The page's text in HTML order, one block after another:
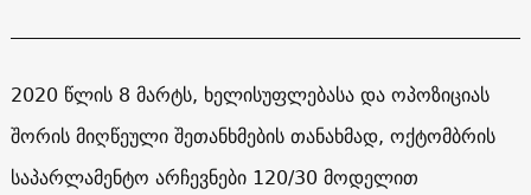
2020 წლის 8 მარტს, ხელისუფლებასა და ოპოზიციას
შორის მიღწეული შეთანხმების თანახმად, ოქტომბრის
საპარლამენტო არჩევნები 120/30 მოდელით